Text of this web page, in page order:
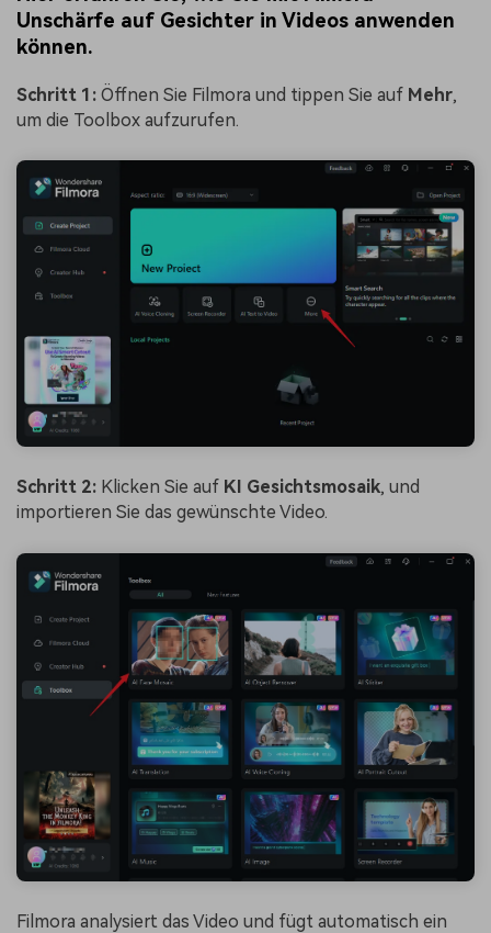
Unschärfe auf Gesichter in Videos anwenden
können.
Schritt 1: Öffnen Sie Filmora und tippen Sie auf Mehr,
um die Toolbox aufzurufen.
Schritt 2: Klicken Sie auf KI Gesichtsmosaik, und
importieren Sie das gewünschte Video.
Filmora analysiert das Video und fügt automatisch ein